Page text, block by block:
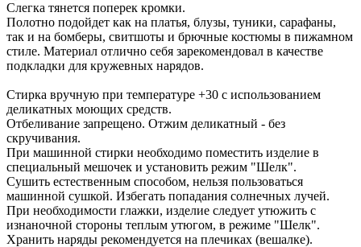
Слегка тянется поперек кромки.
Полотно подойдет как на платья, блузы, туники, сарафаны,
так и на бомберы, свитшоты и брючные костюмы в пижамном
стиле. Материал отлично себя зарекомендовал в качестве
подкладки для кружевных нарядов.
Стирка вручную при температуре +30 с использованием
деликатных моющих средств.
Отбеливание запрещено. Отжим деликатный - без
скручивания.
При машинной стирки необходимо поместить изделие в
специальный мешочек и установить режим "Шелк".
Сушить естественным способом, нельзя пользоваться
машинной сушкой. Избегать попадания солнечных лучей.
При необходимости глажки, изделие следует утюжить с
изнаночной стороны теплым утюгом, в режиме "Шелк".
Хранить наряды рекомендуется на плечиках (вешалке).